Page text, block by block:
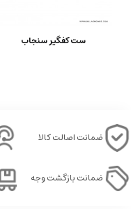
ست کفگیر سنجاب
ضمانت اصالت کالا
ضمانت بازگشت وجه